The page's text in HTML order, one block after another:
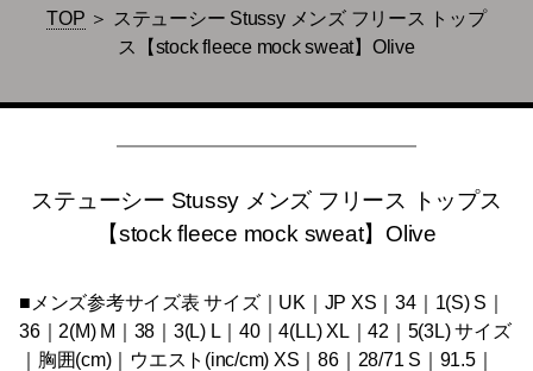
TOP ＞ ステューシー Stussy メンズ フリース トップ
ス【stock fleece mock sweat】Olive
ステューシー Stussy メンズ フリース トップス
【stock fleece mock sweat】Olive
■メンズ参考サイズ表 サイズ｜UK｜JP XS｜34｜1(S) S｜
36｜2(M) M｜38｜3(L) L｜40｜4(LL) XL｜42｜5(3L) サイズ
｜胸囲(cm)｜ウエスト(inc/cm) XS｜86｜28/71 S｜91.5｜